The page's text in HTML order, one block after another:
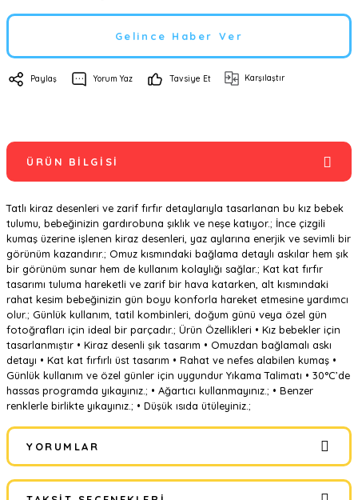
Gelince Haber Ver
Paylaş Yorum Yaz Tavsiye Et Karşılaştır
ÜRÜN BILGISI
Tatlı kiraz desenleri ve zarif fırfır detaylarıyla tasarlanan bu kız bebek
tulumu, bebeğinizin gardırobuna şıklık ve neşe katıyor.; İnce çizgili
kumaş üzerine işlenen kiraz desenleri, yaz aylarına enerjik ve sevimli bir
görünüm kazandırır.; Omuz kısmındaki bağlama detaylı askılar hem şık
bir görünüm sunar hem de kullanım kolaylığı sağlar.; Kat kat fırfır
tasarımı tuluma hareketli ve zarif bir hava katarken, alt kısmındaki
rahat kesim bebeğinizin gün boyu konforla hareket etmesine yardımcı
olur.; Günlük kullanım, tatil kombinleri, doğum günü veya özel gün
fotoğrafları için ideal bir parçadır.; Ürün Özellikleri • Kız bebekler için
tasarlanmıştır • Kiraz desenli şık tasarım • Omuzdan bağlamalı askı
detayı • Kat kat fırfırlı üst tasarım • Rahat ve nefes alabilen kumaş •
Günlük kullanım ve özel günler için uygundur Yıkama Talimatı • 30°C’de
hassas programda yıkayınız.; • Ağartıcı kullanmayınız.; • Benzer
renklerle birlikte yıkayınız.; • Düşük ısıda ütüleyiniz.;
YORUMLAR